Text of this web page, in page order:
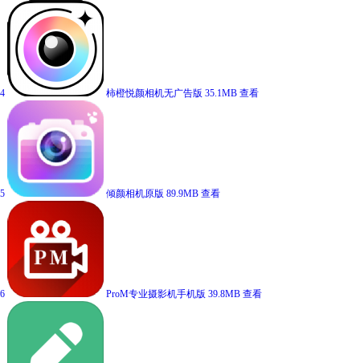
4 柿橙悦颜相机无广告版 35.1MB 查看
5 倾颜相机原版 89.9MB 查看
6 ProM专业摄影机手机版 39.8MB 查看